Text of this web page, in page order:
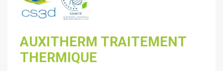
AUXITHERM TRAITEMENT
THERMIQUE